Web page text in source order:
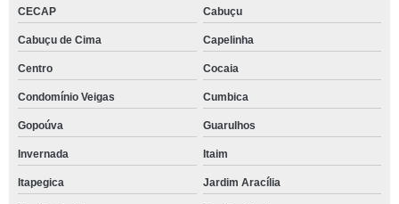
CECAP Cabuçu
Cabuçu de Cima Capelinha
Centro Cocaia
Condomínio Veigas Cumbica
Gopoúva Guarulhos
Invernada Itaim
Itapegica Jardim Aracília